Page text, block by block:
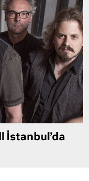
İstanbul’da